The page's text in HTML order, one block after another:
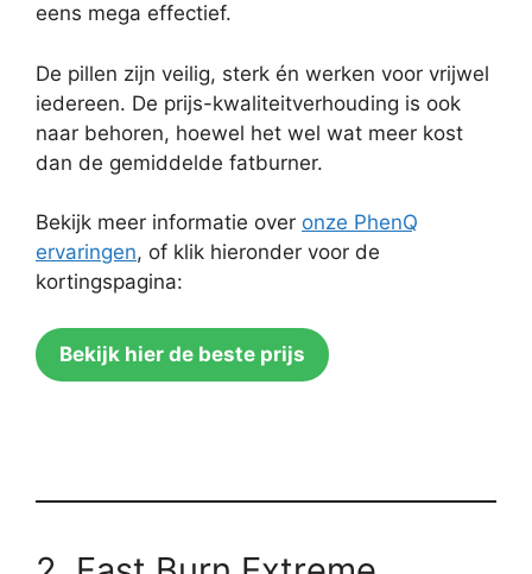
eens mega effectief.
De pillen zijn veilig, sterk én werken voor vrijwel
iedereen. De prijs-kwaliteitverhouding is ook
naar behoren, hoewel het wel wat meer kost
dan de gemiddelde fatburner.
Bekijk meer informatie over onze PhenQ
ervaringen, of klik hieronder voor de
kortingspagina:
Bekijk hier de beste prijs